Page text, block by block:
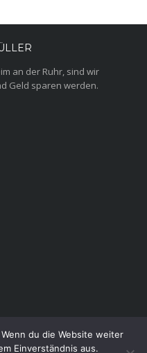
an der Ruhr, sind wir
Geld sparen werden.
du die Website weiter
Einverständnis aus.